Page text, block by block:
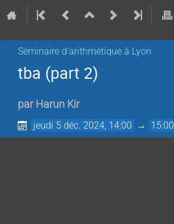
Séminaire d'arithmétique à Lyon
tba (part 2)
par Harun Kir
jeudi 5 déc. 2024, 14:00 → 15:00